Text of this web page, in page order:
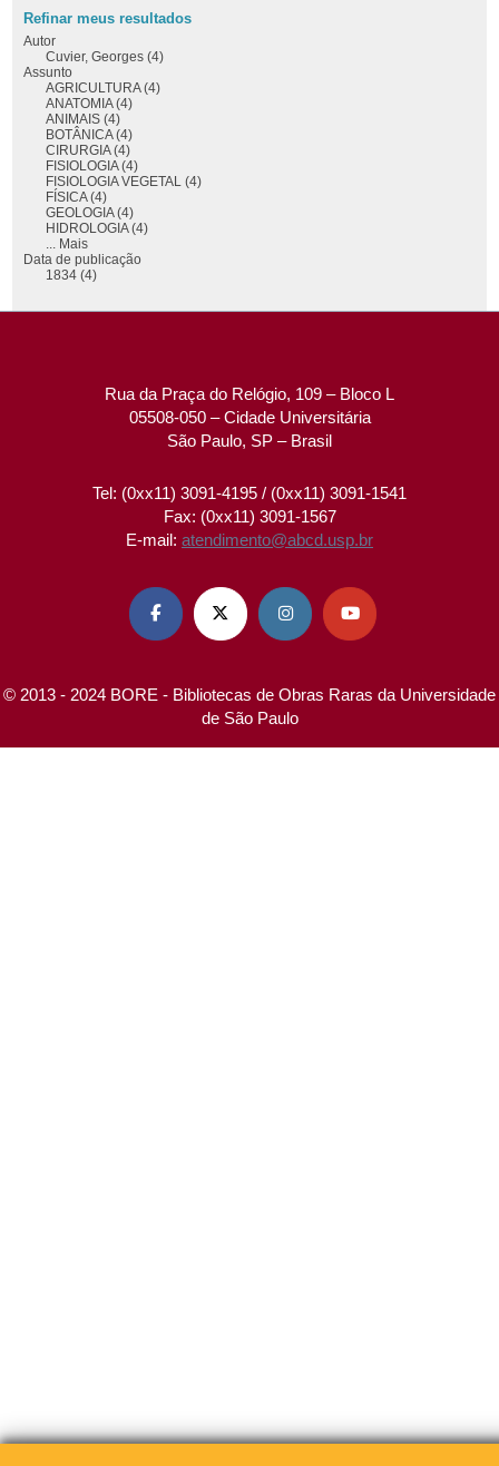
Refinar meus resultados
Autor
Cuvier, Georges (4)
Assunto
AGRICULTURA (4)
ANATOMIA (4)
ANIMAIS (4)
BOTÂNICA (4)
CIRURGIA (4)
FISIOLOGIA (4)
FISIOLOGIA VEGETAL (4)
FÍSICA (4)
GEOLOGIA (4)
HIDROLOGIA (4)
... Mais
Data de publicação
1834 (4)
Rua da Praça do Relógio, 109 – Bloco L
05508-050 – Cidade Universitária
São Paulo, SP – Brasil
Tel: (0xx11) 3091-4195 / (0xx11) 3091-1541
Fax: (0xx11) 3091-1567
E-mail: atendimento@abcd.usp.br
   
© 2013 - 2024 BORE - Bibliotecas de Obras Raras da Universidade
de São Paulo